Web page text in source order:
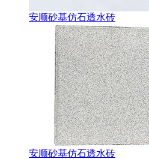
安顺砂基仿石透水砖
安顺砂基仿石透水砖